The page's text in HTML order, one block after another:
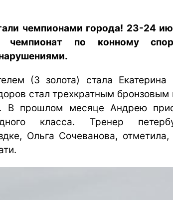
чемпионами города! 23-24
чемпионат по конному
(3 золота) стала
стал трехкратным бронзовым
В прошлом месяце Андрею
класса. Тренер
Ольга Сочеванова,